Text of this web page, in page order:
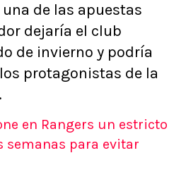
de las apuestas
dejaría el club
de invierno y podría
protagonistas de la
en Rangers un estricto
semanas para evitar